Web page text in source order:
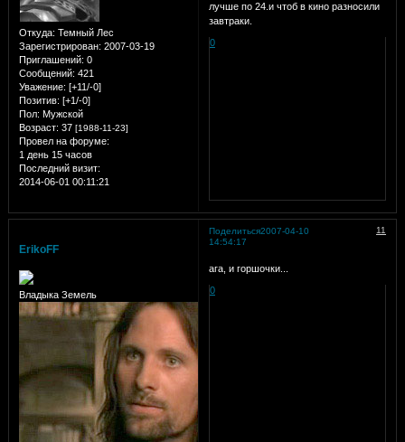
Откуда: Темный Лес
Зарегистрирован: 2007-03-19
Приглашений: 0
Сообщений: 421
Уважение: [+11/-0]
Позитив: [+1/-0]
Пол: Мужской
Возраст: 37 [1988-11-23]
Провел на форуме:
1 день 15 часов
Последний визит:
2014-06-01 00:11:21
лучше по 24.и чтоб в кино разносили
завтраки.
0
Поделиться 11
2007-04-10
14:54:17
ErikoFF
Владыка Земель
ага, и горшочки...
0